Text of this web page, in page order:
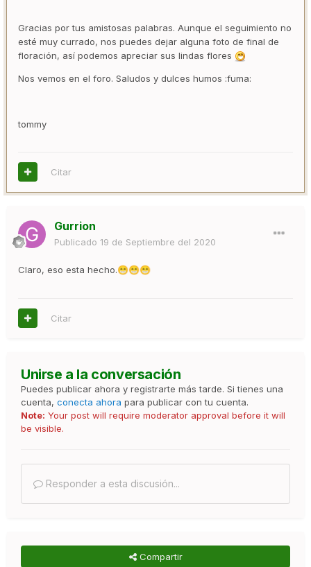
Gracias por tus amistosas palabras. Aunque el seguimiento no
esté muy currado, nos puedes dejar alguna foto de final de
floración, así podemos apreciar sus lindas flores
Nos vemos en el foro. Saludos y dulces humos :fuma:
tommy
Citar
Gurrion
Publicado 19 de Septiembre del 2020
Claro, eso esta hecho.😁😁😁
Citar
Unirse a la conversación
Puedes publicar ahora y registrarte más tarde. Si tienes una
cuenta, conecta ahora para publicar con tu cuenta.
Note: Your post will require moderator approval before it will
be visible.
Responder a esta discusión...
Compartir